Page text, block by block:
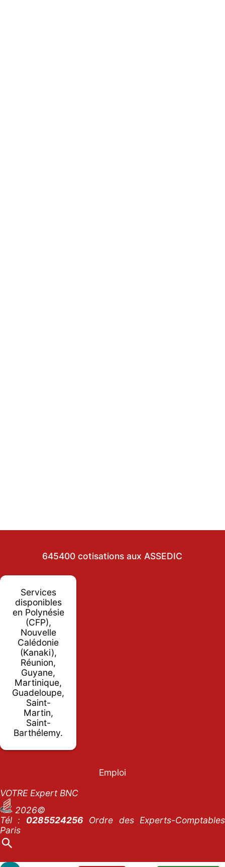
645400 cotisations aux ASSEDIC
Services
disponibles
en Polynésie
(CFP),
Nouvelle
Calédonie
(Kanaki),
Réunion,
Guyane,
Martinique,
Guadeloupe,
Saint-
Martin,
Saint-
Barthélemy.
Emploi
VOTRE Expert BNC
2026©
Tél : 0285524256Ordre des Experts-Comptables
Paris